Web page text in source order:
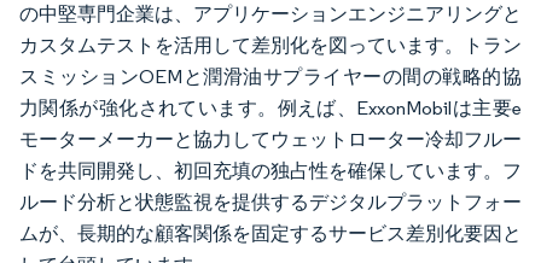
の中堅専門企業は、アプリケーションエンジニアリングと
カスタムテストを活用して差別化を図っています。トラン
スミッションOEMと潤滑油サプライヤーの間の戦略的協
力関係が強化されています。例えば、ExxonMobilは主要e
モーターメーカーと協力してウェットローター冷却フルー
ドを共同開発し、初回充填の独占性を確保しています。フ
ルード分析と状態監視を提供するデジタルプラットフォー
ムが、長期的な顧客関係を固定するサービス差別化要因と